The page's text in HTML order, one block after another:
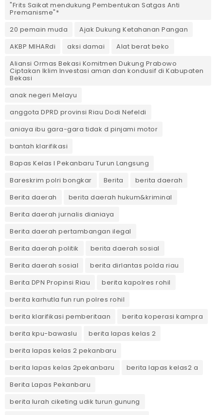
"Frits Saikat mendukung Pembentukan Satgas Anti
Premanisme"*
20 pemain muda
Ajak Dukung Ketahanan Pangan
AKBP MIHARdi
aksi damai
Alat berat beko
Aliansi Ormas Bekasi Komitmen Dukung Prabowo
Ciptakan Iklim Investasi aman dan kondusif di Kabupaten
Bekasi
anak negeri Melayu
anggota DPRD provinsi Riau Dodi Nefeldi
aniaya ibu gara-gara tidak d pinjami motor
bantah klarifikasi
Bapas Kelas I Pekanbaru Turun Langsung
Bareskrim polri bongkar
Berita
berita daerah
Berita daerah
berita daerah hukum&kriminal
Berita daerah jurnalis dianiaya
Berita daerah pertambangan ilegal
Berita daerah politik
berita daerah sosial
Berita daerah sosial
berita dirlantas polda riau
Berita DPN Propinsi Riau
berita kapolres rohil
berita karhutla fun run polres rohil
berita klarifikasi pemberitaan
berita koperasi kampra
berita kpu-bawaslu
berita lapas kelas 2
berita lapas kelas 2 pekanbaru
berita lapas kelas 2pekanbaru
berita lapas kelas2 a
Berita Lapas Pekanbaru
berita lurah ciketing udik turun gunung